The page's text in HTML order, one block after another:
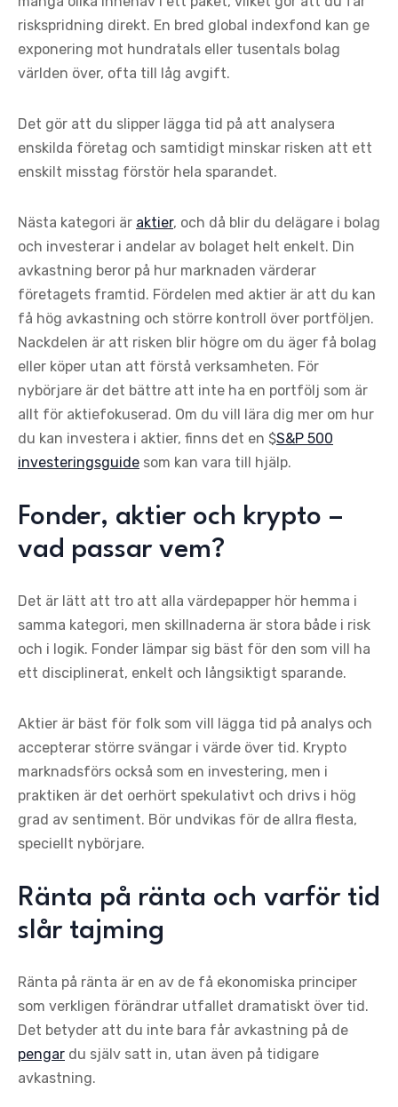
riskspridning direkt. En bred global indexfond kan ge
exponering mot hundratals eller tusentals bolag
världen över, ofta till låg avgift.
Det gör att du slipper lägga tid på att analysera
enskilda företag och samtidigt minskar risken att ett
enskilt misstag förstör hela sparandet.
Nästa kategori är aktier, och då blir du delägare i bolag
och investerar i andelar av bolaget helt enkelt. Din
avkastning beror på hur marknaden värderar
företagets framtid. Fördelen med aktier är att du kan
få hög avkastning och större kontroll över portföljen.
Nackdelen är att risken blir högre om du äger få bolag
eller köper utan att förstå verksamheten. För
nybörjare är det bättre att inte ha en portfölj som är
allt för aktiefokuserad. Om du vill lära dig mer om hur
du kan investera i aktier, finns det en $S&P 500
investeringsguide som kan vara till hjälp.
Fonder, aktier och krypto –
vad passar vem?
Det är lätt att tro att alla värdepapper hör hemma i
samma kategori, men skillnaderna är stora både i risk
och i logik. Fonder lämpar sig bäst för den som vill ha
ett disciplinerat, enkelt och långsiktigt sparande.
Aktier är bäst för folk som vill lägga tid på analys och
accepterar större svängar i värde över tid. Krypto
marknadsförs också som en investering, men i
praktiken är det oerhört spekulativt och drivs i hög
grad av sentiment. Bör undvikas för de allra flesta,
speciellt nybörjare.
Ränta på ränta och varför tid
slår tajming
Ränta på ränta är en av de få ekonomiska principer
som verkligen förändrar utfallet dramatiskt över tid.
Det betyder att du inte bara får avkastning på de
pengar du själv satt in, utan även på tidigare
avkastning.